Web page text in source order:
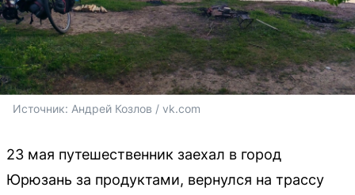
Источник: Андрей Козлов / vk.com
23 мая путешественник заехал в город
Юрюзань за продуктами, вернулся на трассу